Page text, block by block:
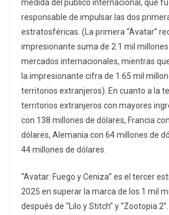
medida del público internacional, que
responsable de impulsar las dos
estratosféricas. (La primera “Avatar”
impresionante suma de 2.1 mil
mercados internacionales, mientras
la impresionante cifra de 1.65 mil
territorios extranjeros). En cuanto a la
territorios extranjeros con mayores
con 138 millones de dólares, Francia
dólares, Alemania con 64 millones de
44 millones de dólares.
“Avatar: Fuego y Ceniza” es el tercer
2025 en superar la marca de los 1 mil
después de “Lilo y Stitch” y “Zootopia